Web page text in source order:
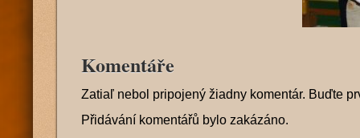
Komentáře
Zatiaľ nebol pripojený žiadny komentár. Buďte
Přidávání komentářů bylo zakázáno.